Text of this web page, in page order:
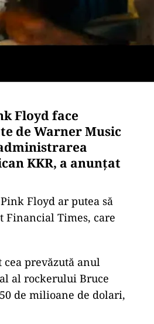
Floyd face
de Warner Music
KKR, a anunţat
Floyd ar putea să
Financial Times, care
prevăzută anul
al rockerului Bruce
de milioane de dolari,